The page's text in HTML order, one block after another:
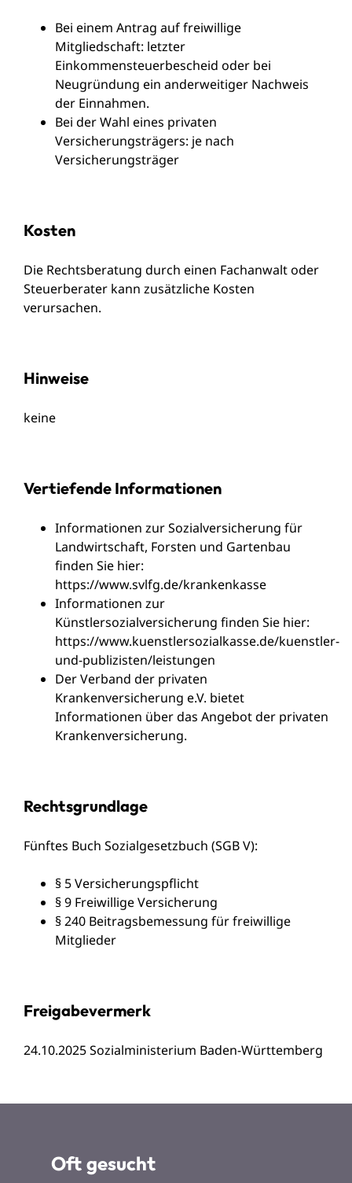
Bei einem Antrag auf freiwillige
Mitgliedschaft: letzter
Einkommensteuerbescheid oder bei
Neugründung ein anderweitiger Nachweis
der Einnahmen.
Bei der Wahl eines privaten
Versicherungsträgers: je nach
Versicherungsträger
Kosten
Die Rechtsberatung durch einen Fachanwalt oder
Steuerberater kann zusätzliche Kosten
verursachen.
Hinweise
keine
Vertiefende Informationen
Informationen zurSozialversicherung für
Landwirtschaft, Forsten und Gartenbau
finden Sie hier:
https://www.svlfg.de/krankenkasse
Informationen zur
Künstlersozialversicherung finden Sie hier:
https://www.kuenstlersozialkasse.de/kuenstler-
und-publizisten/leistungen
DerVerband der privaten
Krankenversicherung e.V. bietet
Informationen über das Angebot der privaten
Krankenversicherung.
Rechtsgrundlage
Fünftes Buch Sozialgesetzbuch (SGB V):
§ 5 Versicherungspflicht
§ 9 Freiwillige Versicherung
§ 240 Beitragsbemessung für freiwillige
Mitglieder
Freigabevermerk
24.10.2025 Sozialministerium Baden-Württemberg
Oft gesucht